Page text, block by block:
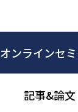
オンラインセ
記事&論文